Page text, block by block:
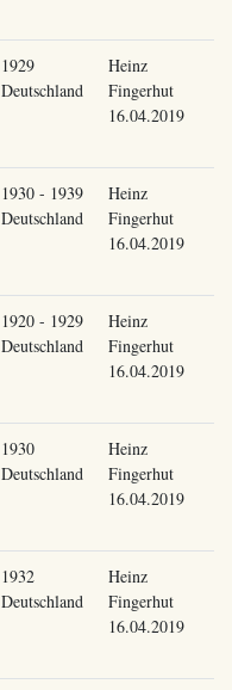
1929
Deutschland
Heinz
Fingerhut
16.04.2019
1930 - 1939
Deutschland
Heinz
Fingerhut
16.04.2019
1920 - 1929
Deutschland
Heinz
Fingerhut
16.04.2019
1930
Deutschland
Heinz
Fingerhut
16.04.2019
1932
Deutschland
Heinz
Fingerhut
16.04.2019